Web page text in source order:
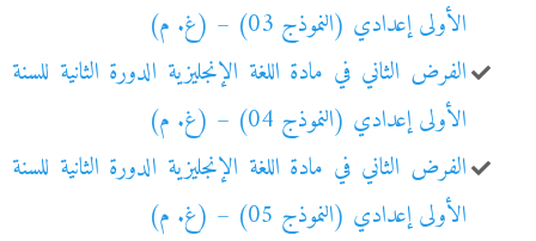
الأولى إعدادي (النموذج 03) – (غ. م)
الفرض الثاني في مادة اللغة الإنجليزية الدورة الثانية للسنة
الأولى إعدادي (النموذج 04) – (غ. م)
الفرض الثاني في مادة اللغة الإنجليزية الدورة الثانية للسنة
الأولى إعدادي (النموذج 05) – (غ. م)